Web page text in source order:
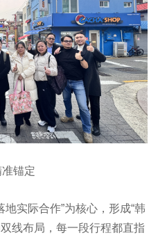
锚定
实际合作”为核心，形成“韩
线布局，每一段行程都直指